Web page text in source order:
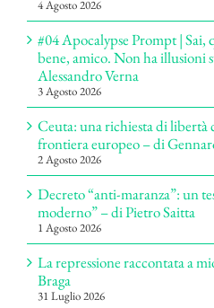
4 Agosto 2026
#04 Apocalypse Prompt | Sai,
bene, amico. Non ha illusioni
Alessandro Verna
3 Agosto 2026
Ceuta: una richiesta di libertà
frontiera europeo – di
2 Agosto 2026
Decreto “anti-maranza”: un
moderno” – di Pietro Saitta
1 Agosto 2026
La repressione raccontata a
Braga
31 Luglio 2026